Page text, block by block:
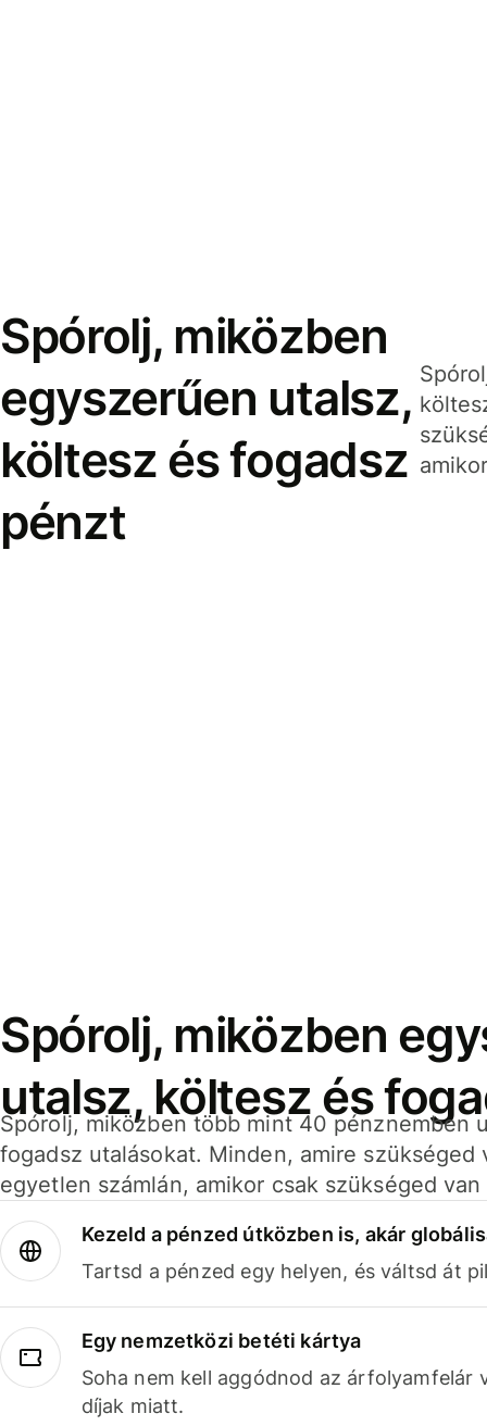
Spórolj, miközben
egyszerűen utalsz,
költesz és fogadsz
pénzt
Spórolj, miközben
utalsz, költesz és
Spórolj, miközben több mint 40 pénznemben
fogadsz utalásokat. Minden, amire szükséged
egyetlen számlán, amikor csak szükséged van
Kezeld a pénzed útközben is, akár
Tartsd a pénzed egy helyen, és váltsd át
Egy nemzetközi betéti kártya
Soha nem kell aggódnod az árfolyamfelár
díjak miatt.